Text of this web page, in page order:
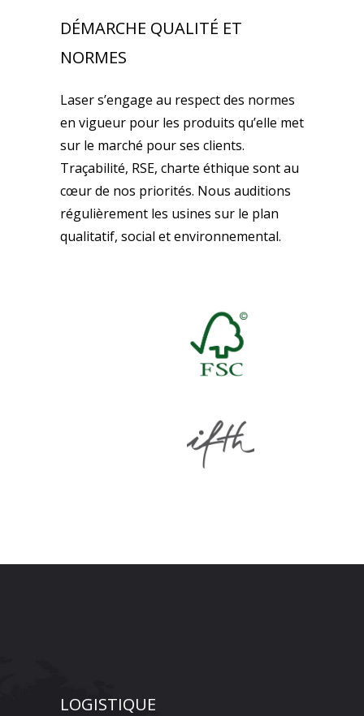
DÉMARCHE QUALITÉ ET
NORMES
Laser s’engage au respect des normes
en vigueur pour les produits qu’elle met
sur le marché pour ses clients.
Traçabilité, RSE, charte éthique sont au
cœur de nos priorités. Nous auditions
régulièrement les usines sur le plan
qualitatif, social et environnemental.
LOGISTIQUE